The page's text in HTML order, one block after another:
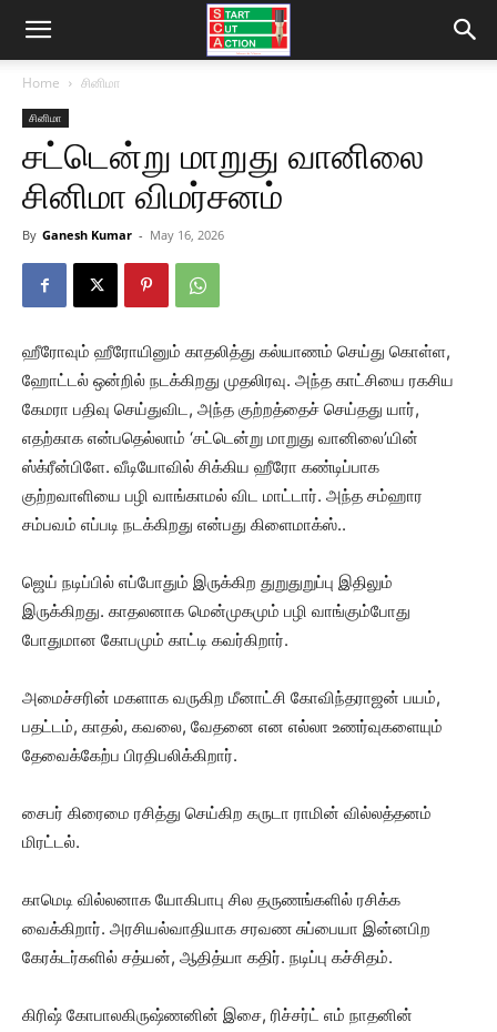
Home சினிமா
சினிமா
சட்டென்று மாறுது வானிலை
சினிமா விமர்சனம்
By Ganesh Kumar - May 16, 2026
ஹீரோவும் ஹீரோயினும் காதலித்து கல்யாணம் செய்து கொள்ள,
ஹோட்டல் ஒன்றில் நடக்கிறது முதலிரவு. அந்த காட்சியை ரகசிய
கேமரா பதிவு செய்துவிட, அந்த குற்றத்தைச் செய்தது யார்,
எதற்காக என்பதெல்லாம் ‘சட்டென்று மாறுது வானிலை’யின்
ஸ்க்ரீன்பிளே. வீடியோவில் சிக்கிய ஹீரோ கண்டிப்பாக
குற்றவாளியை பழி வாங்காமல் விட மாட்டார். அந்த சம்ஹார
சம்பவம் எப்படி நடக்கிறது என்பது கிளைமாக்ஸ்..
ஜெய் நடிப்பில் எப்போதும் இருக்கிற துறுதுறுப்பு இதிலும்
இருக்கிறது. காதலனாக மென்முகமும் பழி வாங்கும்போது
போதுமான கோபமும் காட்டி கவர்கிறார்.
அமைச்சரின் மகளாக வருகிற மீனாட்சி கோவிந்தராஜன் பயம்,
பதட்டம், காதல், கவலை, வேதனை என எல்லா உணர்வுகளையும்
தேவைக்கேற்ப பிரதிபலிக்கிறார்.
சைபர் கிரைமை ரசித்து செய்கிற கருடா ராமின் வில்லத்தனம்
மிரட்டல்.
காமெடி வில்லனாக யோகிபாபு சில தருணங்களில் ரசிக்க
வைக்கிறார். அரசியல்வாதியாக சரவண சுப்பையா இன்னபிற
கேரக்டர்களில் சத்யன், ஆதித்யா கதிர். நடிப்பு கச்சிதம்.
கிரிஷ் கோபாலகிருஷ்ணனின் இசை, ரிச்சர்ட் எம் நாதனின்